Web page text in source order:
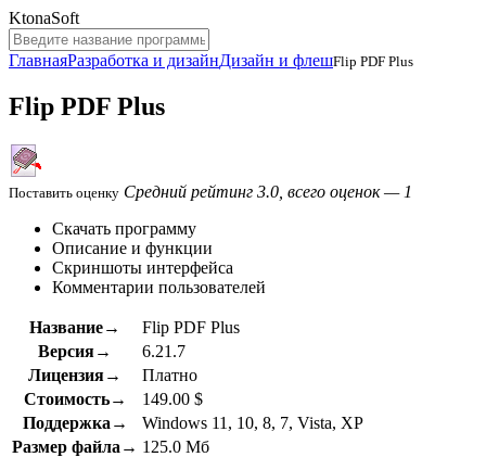
KtonaSoft
ГлавнаяРазработка и дизайнДизайн и флешFlip PDF Plus
Flip PDF Plus
Поставить оценку Средний рейтинг 3.0, всего оценок — 1
Скачать программу
Описание и функции
Скриншоты интерфейса
Комментарии пользователей
Название→
Flip PDF Plus
Версия→
6.21.7
Лицензия→
Платно
Стоимость→
149.00 $
Поддержка→
Windows 11, 10, 8, 7, Vista, XP
Размер файла→ 125.0 Мб